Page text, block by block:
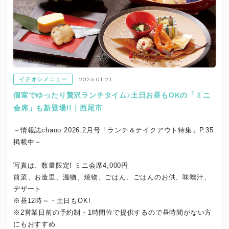
イチオシメニュー
2026.01.21
個室でゆったり贅沢ランチタイム♪土日お昼もOKの「ミニ
会席」も新登場!!｜西尾市
～情報誌chaoo 2026.2月号「ランチ＆テイクアウト特集」P.35
掲載中～
写真は、数量限定! ミニ会席4,000円
前菜、お造里、温物、焼物、ごはん、ごはんのお供、味噌汁、
デザート
※昼12時～・土日もOK!
※2営業日前の予約制・1時間位で提供するので昼時間がない方
にもおすすめ